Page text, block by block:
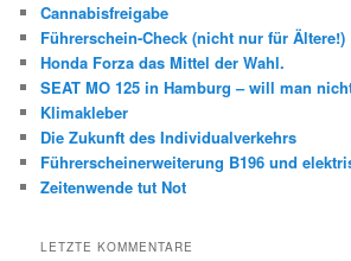
Cannabisfreigabe
Führerschein-Check (nicht nur für Ältere!)
Honda Forza das Mittel der Wahl.
SEAT MO 125 in Hamburg – will man
Klimakleber
Die Zukunft des Individualverkehrs
Führerscheinerweiterung B196 und
Zeitenwende tut Not
LETZTE KOMMENTARE